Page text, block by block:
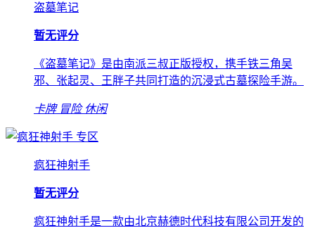
盗墓笔记
暂无评分
《盗墓笔记》是由南派三叔正版授权，携手铁三角吴
邪、张起灵、王胖子共同打造的沉浸式古墓探险手游。
卡牌 冒险 休闲
专区
疯狂神射手
暂无评分
疯狂神射手是一款由北京赫德时代科技有限公司开发的